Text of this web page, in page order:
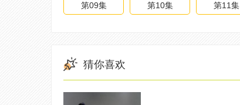
第09集 第10集 第11集
猜你喜欢